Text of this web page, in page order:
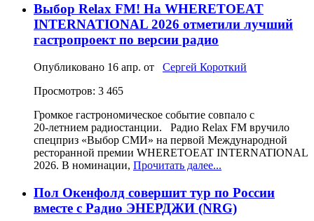
Выбор Relax FM! На WHERETOEAT
INTERNATIONAL 2026 отметили лучший
гастропроект по версии радио
Опубликовано 16 апр. от Сергей Короткий
Просмотров: 3 465
Громкое гастрономическое событие совпало с
20‑летнием радиостанции. Радио Relax FM вручило
спецприз «Выбор СМИ» на первой Международной
ресторанной премии WHERETOEAT INTERNATIONAL
2026. В номинации, Прочитать далее...
Пол Окенфолд совершит тур по России
вместе с Радио ЭНЕРДЖИ (NRG)